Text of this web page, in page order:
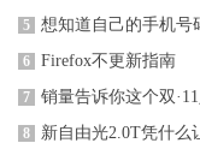
5 想知道自己的手机号
6 Firefox不更新指南
7 销量告诉你这个双
8 新自由光2.0T凭什么